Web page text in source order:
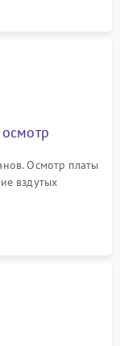
Осмотр платы
вздутых
надежности
матрицы.